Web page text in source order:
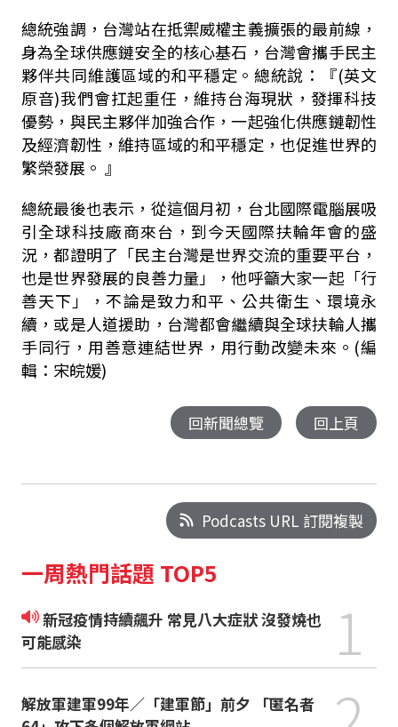
總統強調，台灣站在抵禦威權主義擴張的最前線，
身為全球供應鏈安全的核心基石，台灣會攜手民主
夥伴共同維護區域的和平穩定。總統說：『(英文
原音)我們會扛起重任，維持台海現狀，發揮科技
優勢，與民主夥伴加強合作，一起強化供應鏈韌性
及經濟韌性，維持區域的和平穩定，也促進世界的
繁榮發展。 』
總統最後也表示，從這個月初，台北國際電腦展吸
引全球科技廠商來台，到今天國際扶輪年會的盛
況，都證明了「民主台灣是世界交流的重要平台，
也是世界發展的良善力量」，他呼籲大家一起「行
善天下」，不論是致力和平、公共衛生、環境永
續，或是人道援助，台灣都會繼續與全球扶輪人攜
手同行，用善意連結世界，用行動改變未來。(編
輯：宋皖媛)
回新聞總覽 回上頁
Podcasts URL 訂閱複製
一周熱門話題 TOP5
新冠疫情持續飆升 常見八大症狀 沒發燒也
可能感染
1
解放軍建軍99年／「建軍節」前夕 「匿名者